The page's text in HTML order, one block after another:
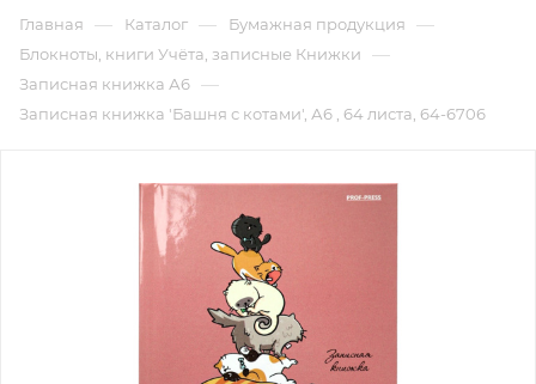
Главная — Каталог — Бумажная продукция —
Блокноты, книги Учёта, записные Книжки —
Записная книжка А6 —
Записная книжка 'Башня с котами', А6 , 64 листа, 64-6706